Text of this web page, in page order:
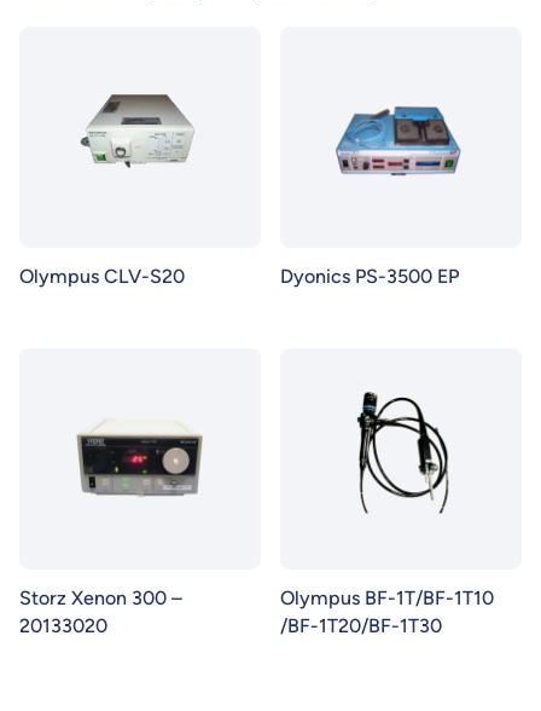
Olympus CLV-S20 Dyonics PS-3500 EP
Storz Xenon 300 –
20133020
Olympus BF-1T/BF-1T10
/BF-1T20/BF-1T30